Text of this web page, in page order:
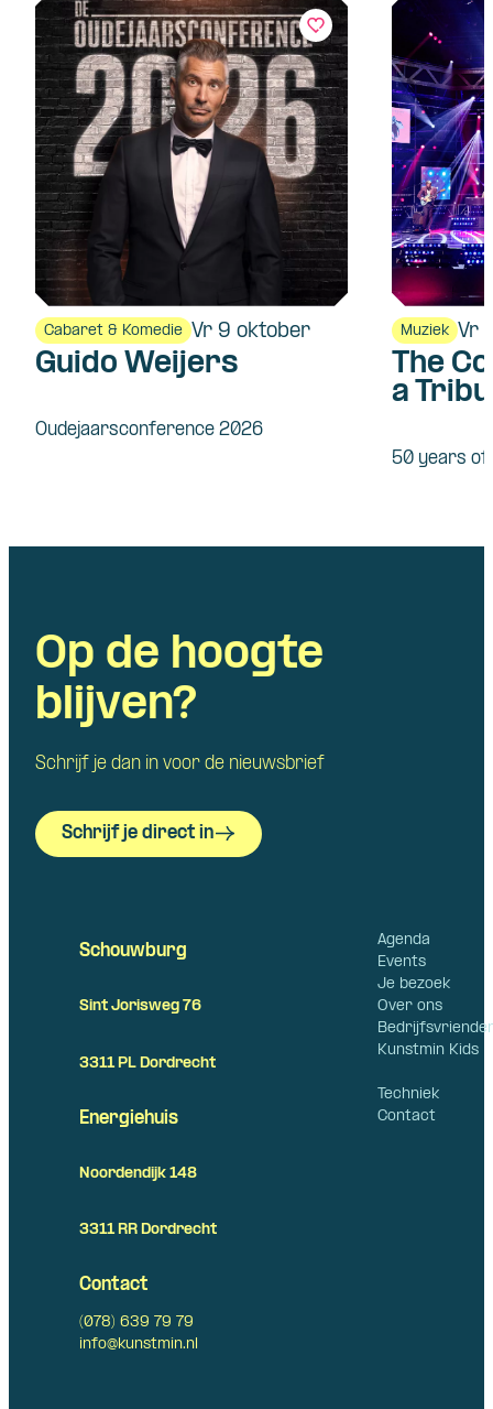
Cabaret & Komedie Vr 9 oktober
Guido Weijers
Oudejaarsconference 2026
Muziek Vr
The
a
50 years of
Op de hoogte
blijven?
Schrijf je dan in voor de nieuwsbrief
Schrijf je direct in
Agenda
Events
Je bezoek
Over ons
Kunstmin Kids
Techniek
Contact
Schouwburg
Sint Jorisweg 76
3311 PL Dordrecht
Energiehuis
Noordendijk 148
3311 RR Dordrecht
Contact
(078) 639 79 79
info@kunstmin.nl